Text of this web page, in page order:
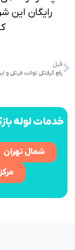
رایگان این
قبل
رفع گرفتگی توالت فرنگی و
خدمات لوله
شمال تهران